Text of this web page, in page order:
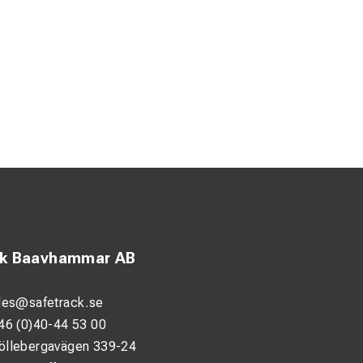
Baavhammar AB
(0)40-44 53 00
339-24